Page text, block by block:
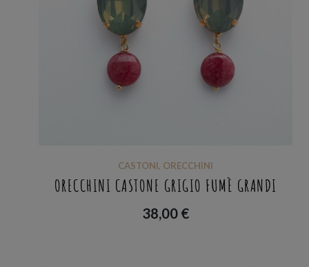
CASTONI, ORECCHINI
ORECCHINI CASTONE GRIGIO FUMÈ GRANDI
38,00 €